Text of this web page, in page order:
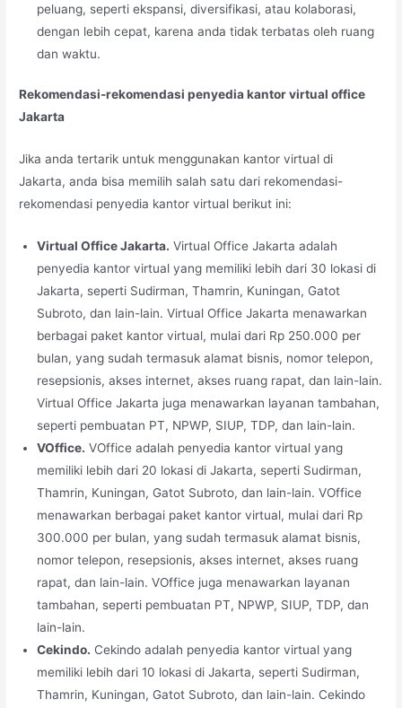
peluang, seperti ekspansi, diversifikasi, atau kolaborasi,
dengan lebih cepat, karena anda tidak terbatas oleh ruang
dan waktu.
Rekomendasi-rekomendasi penyedia kantor virtual office
Jakarta
Jika anda tertarik untuk menggunakan kantor virtual di
Jakarta, anda bisa memilih salah satu dari rekomendasi-
rekomendasi penyedia kantor virtual berikut ini:
Virtual Office Jakarta. Virtual Office Jakarta adalah
penyedia kantor virtual yang memiliki lebih dari 30 lokasi di
Jakarta, seperti Sudirman, Thamrin, Kuningan, Gatot
Subroto, dan lain-lain. Virtual Office Jakarta menawarkan
berbagai paket kantor virtual, mulai dari Rp 250.000 per
bulan, yang sudah termasuk alamat bisnis, nomor telepon,
resepsionis, akses internet, akses ruang rapat, dan lain-lain.
Virtual Office Jakarta juga menawarkan layanan tambahan,
seperti pembuatan PT, NPWP, SIUP, TDP, dan lain-lain.
VOffice. VOffice adalah penyedia kantor virtual yang
memiliki lebih dari 20 lokasi di Jakarta, seperti Sudirman,
Thamrin, Kuningan, Gatot Subroto, dan lain-lain. VOffice
menawarkan berbagai paket kantor virtual, mulai dari Rp
300.000 per bulan, yang sudah termasuk alamat bisnis,
nomor telepon, resepsionis, akses internet, akses ruang
rapat, dan lain-lain. VOffice juga menawarkan layanan
tambahan, seperti pembuatan PT, NPWP, SIUP, TDP, dan
lain-lain.
Cekindo. Cekindo adalah penyedia kantor virtual yang
memiliki lebih dari 10 lokasi di Jakarta, seperti Sudirman,
Thamrin, Kuningan, Gatot Subroto, dan lain-lain. Cekindo